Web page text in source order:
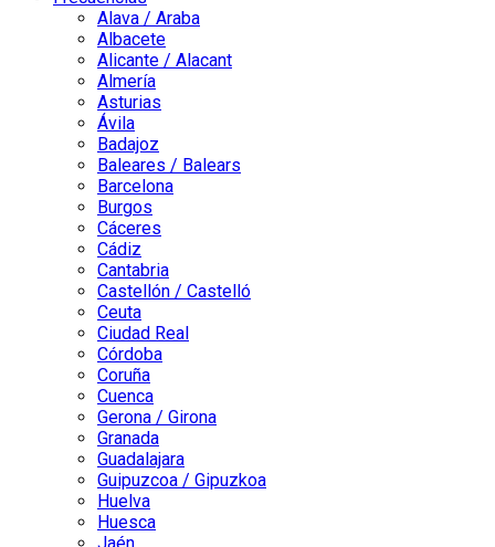
Alava / Araba
Albacete
Alicante / Alacant
Almería
Asturias
Ávila
Badajoz
Baleares / Balears
Barcelona
Burgos
Cáceres
Cádiz
Cantabria
Castellón / Castelló
Ceuta
Ciudad Real
Córdoba
Coruña
Cuenca
Gerona / Girona
Granada
Guadalajara
Guipuzcoa / Gipuzkoa
Huelva
Huesca